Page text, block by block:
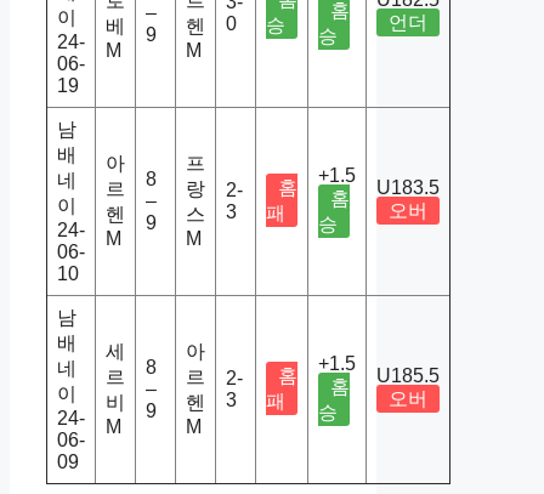
이
24-
06-
19
베
M
–
9
헨
M
0
승
홈
승
언더
남
배
네
이
24-
06-
10
아
르
헨
M
8
–
9
프
랑
스
M
2-
3
홈
패
+1.5
홈
승
U183.5
오버
남
배
네
이
24-
06-
09
세
르
비
M
8
–
9
아
르
헨
M
2-
3
홈
패
+1.5
홈
승
U185.5
오버